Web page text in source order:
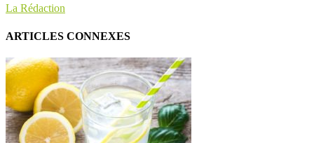
La Rédaction
ARTICLES CONNEXES